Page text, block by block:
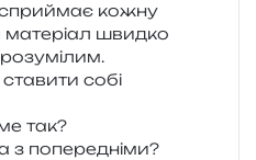
кожну
швид­ко
собі
так?
з попередніми?